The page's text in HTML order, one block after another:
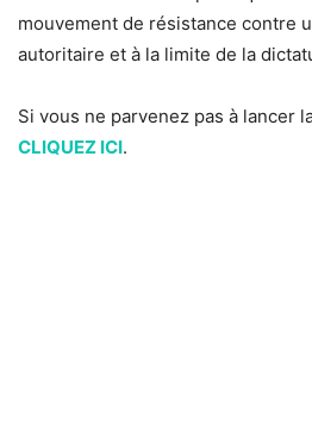
mouvement de résistance contre
autoritaire et à la limite de la
Si vous ne parvenez pas à lancer
CLIQUEZ ICI.